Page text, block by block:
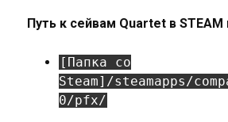
Путь к сейвам Quartet в STEAM
[Папка со
Steam]/steamapps/
0/pfx/